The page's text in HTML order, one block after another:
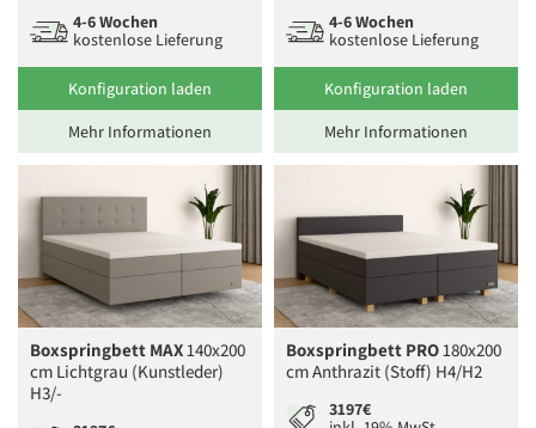
4-6 Wochen
kostenlose Lieferung
Konfiguration laden
Mehr Informationen
4-6 Wochen
kostenlose Lieferung
Konfiguration laden
Mehr Informationen
Boxspringbett MAX140x200
cm Lichtgrau (Kunstleder)
H3/-
Boxspringbett PRO180x200
cm Anthrazit (Stoff) H4/H2
3197€